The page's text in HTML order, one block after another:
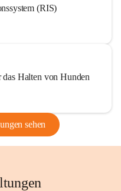
(RIS)
das Halten von Hunden
sehen